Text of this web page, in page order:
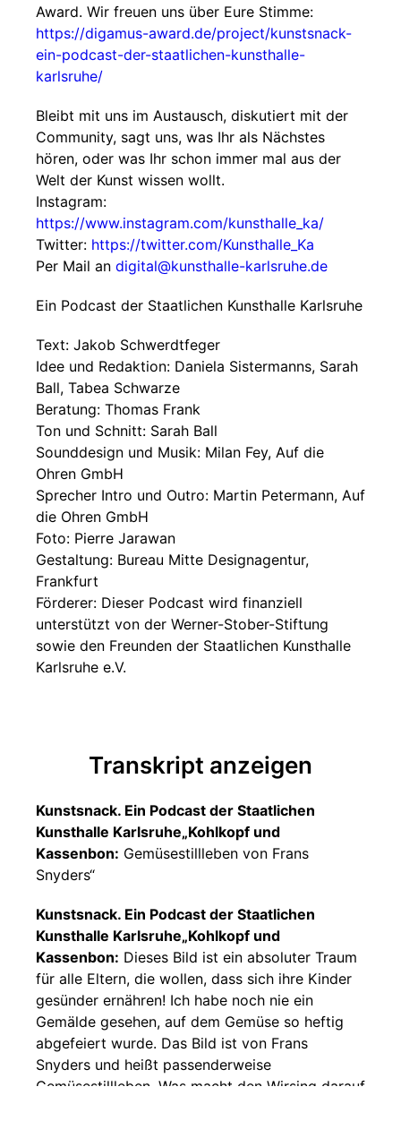
Award. Wir freuen uns über Eure Stimme:
https://digamus-award.de/project/kunstsnack-
ein-podcast-der-staatlichen-kunsthalle-
karlsruhe/
Bleibt mit uns im Austausch, diskutiert mit der
Community, sagt uns, was Ihr als Nächstes
hören, oder was Ihr schon immer mal aus der
Welt der Kunst wissen wollt.
Instagram:
https://www.instagram.com/kunsthalle_ka/
Twitter: https://twitter.com/Kunsthalle_Ka
Per Mail an digital@kunsthalle-karlsruhe.de
Ein Podcast der Staatlichen Kunsthalle Karlsruhe
Text: Jakob Schwerdtfeger
Idee und Redaktion: Daniela Sistermanns, Sarah
Ball, Tabea Schwarze
Beratung: Thomas Frank
Ton und Schnitt: Sarah Ball
Sounddesign und Musik: Milan Fey, Auf die
Ohren GmbH
Sprecher Intro und Outro: Martin Petermann, Auf
die Ohren GmbH
Foto: Pierre Jarawan
Gestaltung: Bureau Mitte Designagentur,
Frankfurt
Förderer: Dieser Podcast wird finanziell
unterstützt von der Werner-Stober-Stiftung
sowie den Freunden der Staatlichen Kunsthalle
Karlsruhe e.V.
Transkript anzeigen
Kunstsnack. Ein Podcast der Staatlichen
Kunsthalle Karlsruhe„Kohlkopf und
Kassenbon: Gemüsestillleben von Frans
Snyders“
Kunstsnack. Ein Podcast der Staatlichen
Kunsthalle Karlsruhe„Kohlkopf und
Kassenbon: Dieses Bild ist ein absoluter Traum
für alle Eltern, die wollen, dass sich ihre Kinder
gesünder ernähren! Ich habe noch nie ein
Gemälde gesehen, auf dem Gemüse so heftig
abgefeiert wurde. Das Bild ist von Frans
Snyders und heißt passenderweise
Gemüsestillleben. Was macht den Wirsing darauf